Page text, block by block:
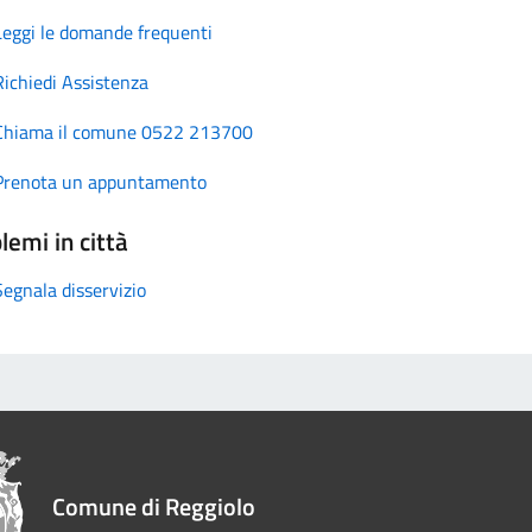
le domande frequenti
Assistenza
il comune 0522 213700
un appuntamento
in città
disservizio
Comune di Reggiolo